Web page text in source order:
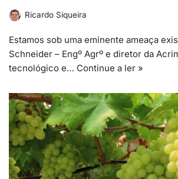
Ricardo Siqueira
Estamos sob uma eminente ameaça
Schneider – Engº Agrº e diretor da
tecnológico e… Continue a ler »